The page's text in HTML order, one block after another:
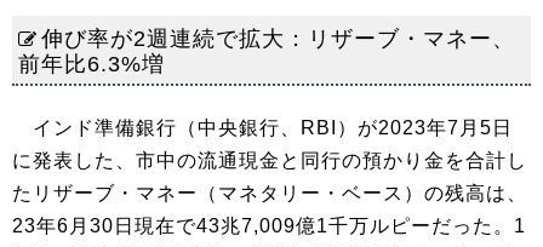
伸び率が2週連続で拡大：リザーブ・マネー、
前年比6.3%増
インド準備銀行（中央銀行、RBI）が2023年7月5日
に発表した、市中の流通現金と同行の預かり金を合計し
たリザーブ・マネー（マネタリー・ベース）の残高は、
23年6月30日現在で43兆7,009億1千万ルピーだった。1